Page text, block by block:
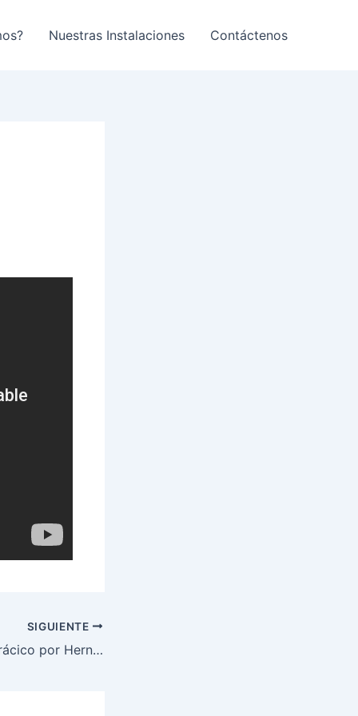
Nuestras Instalaciones Contáctenos
SIGUIENTE
Estómago Intratorácico por Hernia del Hiato